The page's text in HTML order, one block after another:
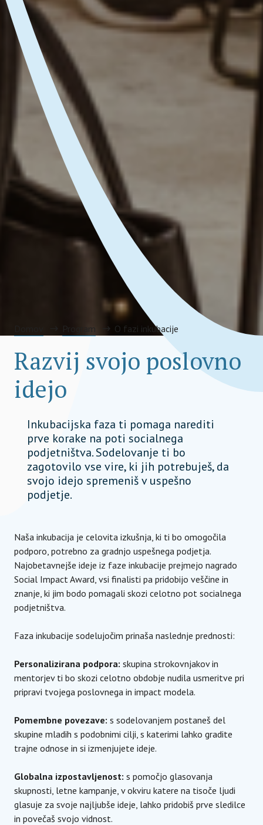
Program O fazi inkubacije
Razvij svojo poslovno
idejo
Inkubacijska faza ti pomaga narediti
prve korake na poti socialnega
podjetništva. Sodelovanje ti bo
zagotovilo vse vire, ki jih potrebuješ, da
svojo idejo spremeniš v uspešno
podjetje.
Naša inkubacija je celovita izkušnja, ki ti bo omogočila
podporo, potrebno za gradnjo uspešnega podjetja.
Najobetavnejše ideje iz faze inkubacije prejmejo nagrado
Social Impact Award, vsi finalisti pa pridobijo veščine in
znanje, ki jim bodo pomagali skozi celotno pot socialnega
podjetništva.
Faza inkubacije sodelujočim prinaša naslednje prednosti:
Personalizirana podpora: skupina strokovnjakov in
mentorjev ti bo skozi celotno obdobje nudila usmeritve pri
pripravi tvojega poslovnega in impact modela.
Pomembne povezave: s sodelovanjem postaneš del
skupine mladih s podobnimi cilji, s katerimi lahko gradite
trajne odnose in si izmenjujete ideje.
Globalna izpostavljenost: s pomočjo glasovanja
skupnosti, letne kampanje, v okviru katere na tisoče ljudi
glasuje za svoje najljubše ideje, lahko pridobiš prve sledilce
in povečaš svojo vidnost.